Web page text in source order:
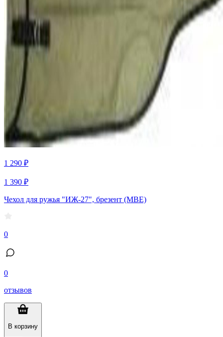
1 290 ₽
1 390 ₽
Чехол для ружья "ИЖ-27", брезент (МВЕ)
0
0
отзывов
В корзину